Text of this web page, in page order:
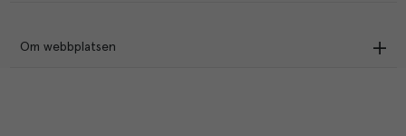
Om webbplatsen